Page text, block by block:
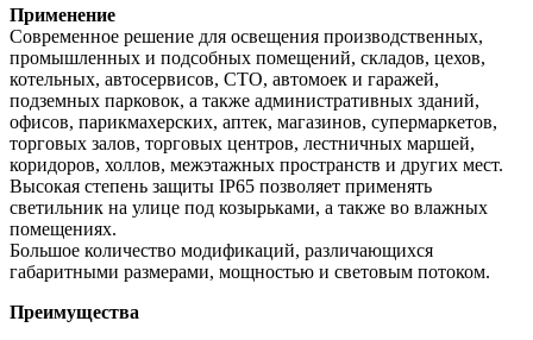
Применение
Современное решение для освещения производственных,
промышленных и подсобных помещений, складов, цехов,
котельных, автосервисов, СТО, автомоек и гаражей,
подземных парковок, а также административных зданий,
офисов, парикмахерских, аптек, магазинов, супермаркетов,
торговых залов, торговых центров, лестничных маршей,
коридоров, холлов, межэтажных пространств и других мест.
Высокая степень защиты IP65 позволяет применять
светильник на улице под козырьками, а также во влажных
помещениях.
Большое количество модификаций, различающихся
габаритными размерами, мощностью и световым потоком.
Преимущества